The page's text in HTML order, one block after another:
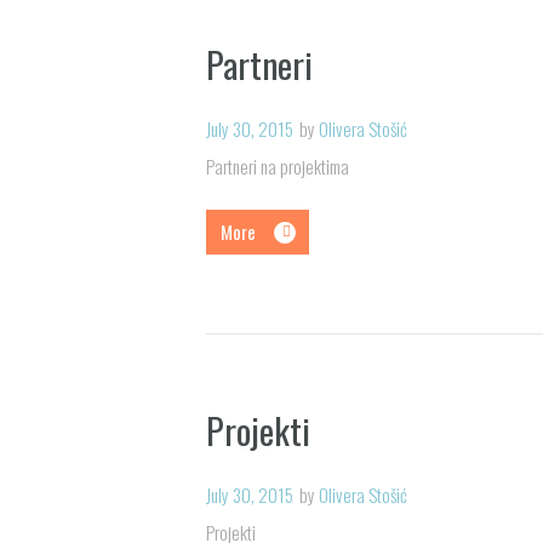
Partneri
July 30, 2015 by Olivera Stošić
Partneri na projektima
More
Projekti
July 30, 2015 by Olivera Stošić
Projekti